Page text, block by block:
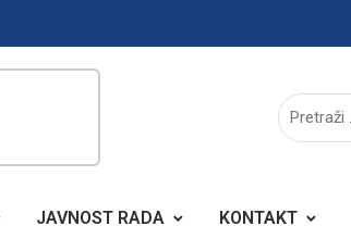
JAVNOST RADA KONTAKT